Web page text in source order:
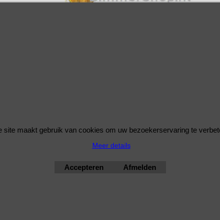
kit passend voor BMW 3-Serie F30 Sedan excl. M3 /
EDC - voor-as gewicht v.a.966kg (30mm) (1120-8878-2)
Kit voor de BMW 3 (F30, F80) 2012-2018 328 i 245pk Benzine met
site maakt gebruik van cookies om uw bezoekerservaring te
Meer details
Accepteren Afmelden